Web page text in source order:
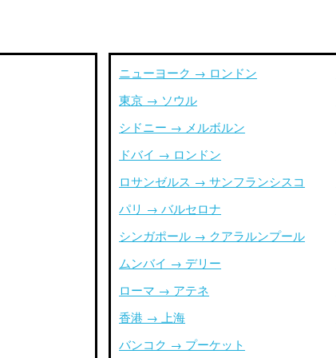
ニューヨーク → ロンドン
東京 → ソウル
シドニー → メルボルン
ドバイ → ロンドン
ロサンゼルス → サンフランシスコ
パリ → バルセロナ
シンガポール → クアラルンプール
ムンバイ → デリー
ローマ → アテネ
香港 → 上海
バンコク → プーケット